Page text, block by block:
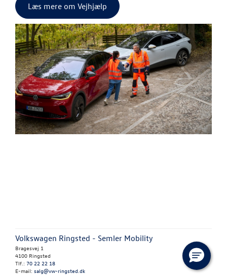
Læs mere om Vejhjælp
Volkswagen Ringsted - Semler Mobility
Bragesvej 1
4100 Ringsted
Tlf.: 70 22 22 18
E-mail: salg@vw-ringsted.dk